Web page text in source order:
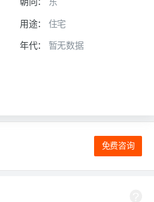
用途： 住宅
年代： 暂无数据
免费咨询